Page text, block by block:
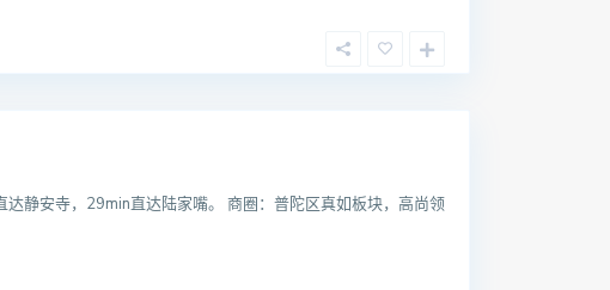
静安寺，29min直达陆家嘴。 商圈：普陀区真如板块，高尚领